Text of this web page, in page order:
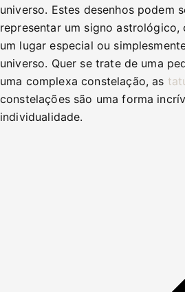
universo. Estes desenhos podem
representar um signo
um lugar especial ou
universo. Quer se trate de uma
uma complexa constelação, as
constelações são uma forma
individualidade.